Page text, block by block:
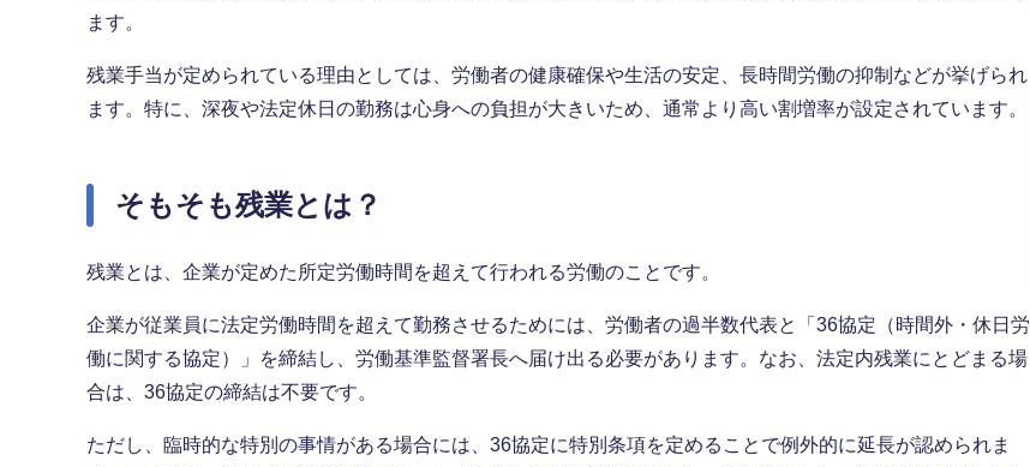
ます。
残業手当が定められている理由としては、労働者の健康確保や生活の安定、長時間労働の抑制などが挙げられ
ます。特に、深夜や法定休日の勤務は心身への負担が大きいため、通常より高い割増率が設定されています。
そもそも残業とは？
残業とは、企業が定めた所定労働時間を超えて行われる労働のことです。
企業が従業員に法定労働時間を超えて勤務させるためには、労働者の過半数代表と「36協定（時間外・休日労
働に関する協定）」を締結し、労働基準監督署長へ届け出る必要があります。なお、法定内残業にとどまる場
合は、36協定の締結は不要です。
ただし、臨時的な特別の事情がある場合には、36協定に特別条項を定めることで例外的に延長が認められま